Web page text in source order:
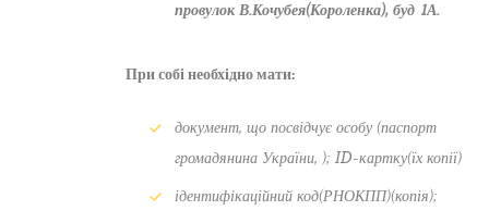
провулок В.Кочубея(Короленка), буд 1А.
При собі необхідно мати:
документ, що посвідчує особу (паспорт
громадянина України, ); ID-картку(їх копії)
ідентифікаційний код(РНОКПП)(копія);